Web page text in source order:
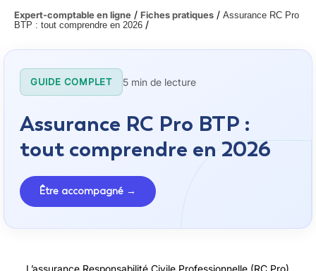
Expert-comptable en ligne / Fiches pratiques / Assurance RC Pro
BTP : tout comprendre en 2026 /
GUIDE COMPLET 5 min de lecture
Assurance RC Pro BTP :
tout comprendre en 2026
Être accompagné →
L’assurance Responsabilité Civile Professionnelle (RC Pro)